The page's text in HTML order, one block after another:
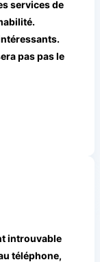
services de
pas pas le
introuvable
téléphone,